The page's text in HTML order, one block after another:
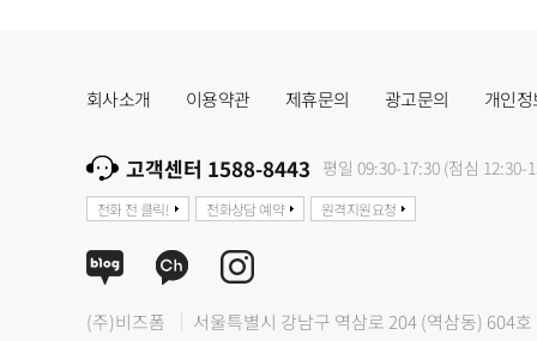
회사소개 이용약관 제휴문의 광고문의 개인
고객센터 1588-8443 평일 09:30-17:30 (점심 12:30-
전화 전 클릭! 전화상담 예약 원격지원요청
(주)비즈폼 서울특별시 강남구 역삼로 204 (역삼동) 604호